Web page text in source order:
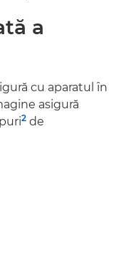
a
cu aparatul în
asigură
2 de